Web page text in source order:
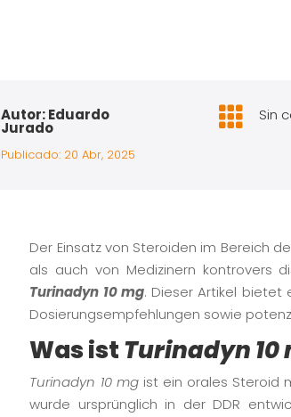
Autor: Eduardo
Jurado
Publicado: 20 Abr, 2025
 Sin
Der Einsatz von Steroiden im Bereich
als auch von Medizinern kontrovers
Turinadyn 10 mg. Dieser Artikel bietet
Dosierungsempfehlungen sowie
Was istTurinadyn 10
Turinadyn 10 mgist ein orales Steroid
wurde ursprünglich in der DDR